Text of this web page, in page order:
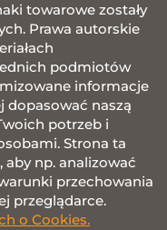
towarowe zostały
Prawa autorskie
podmiotów
informacje
dopasować naszą
potrzeb i
Strona ta
np. analizować
przechowania
przeglądarce.
o Cookies.